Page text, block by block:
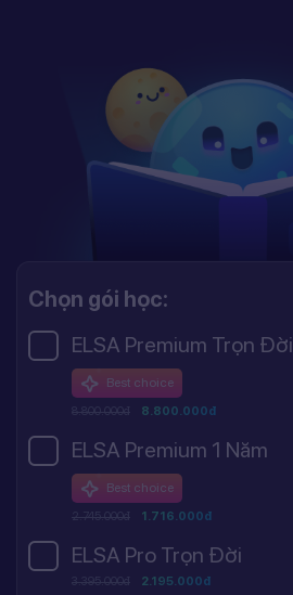
Chọn gói học:
ELSA Premium Trọn Đời
Best choice
8.800.000đ 8.800.000đ
ELSA Premium 1 Năm
Best choice
2.745.000đ 1.716.000đ
ELSA Pro Trọn Đời
3.395.000đ 2.195.000đ